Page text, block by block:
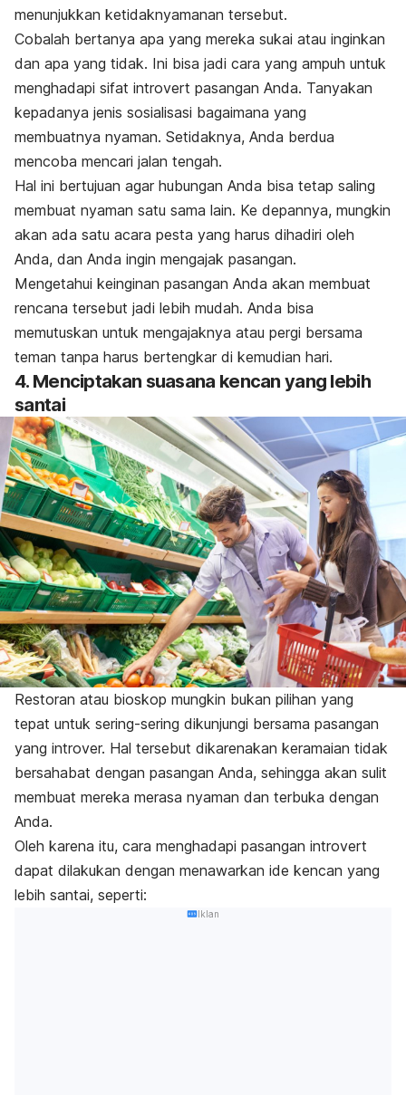
menunjukkan ketidaknyamanan tersebut.
Cobalah bertanya apa yang mereka sukai atau inginkan
dan apa yang tidak. Ini bisa jadi cara yang ampuh untuk
menghadapi sifat introvert pasangan Anda. Tanyakan
kepadanya jenis sosialisasi bagaimana yang
membuatnya nyaman. Setidaknya, Anda berdua
mencoba mencari jalan tengah.
Hal ini bertujuan agar hubungan Anda bisa tetap saling
membuat nyaman satu sama lain. Ke depannya, mungkin
akan ada satu acara pesta yang harus dihadiri oleh
Anda, dan Anda ingin mengajak pasangan.
Mengetahui keinginan pasangan Anda akan membuat
rencana tersebut jadi lebih mudah. Anda bisa
memutuskan untuk mengajaknya atau pergi bersama
teman tanpa harus bertengkar di kemudian hari.
4. Menciptakan suasana kencan yang lebih
santai
Restoran atau bioskop mungkin bukan pilihan yang
tepat untuk sering-sering dikunjungi bersama pasangan
yang introver. Hal tersebut dikarenakan keramaian tidak
bersahabat dengan pasangan Anda, sehingga akan sulit
membuat mereka merasa nyaman dan terbuka dengan
Anda.
Oleh karena itu, cara menghadapi pasangan introvert
dapat dilakukan dengan menawarkan ide kencan yang
lebih santai, seperti:
Iklan